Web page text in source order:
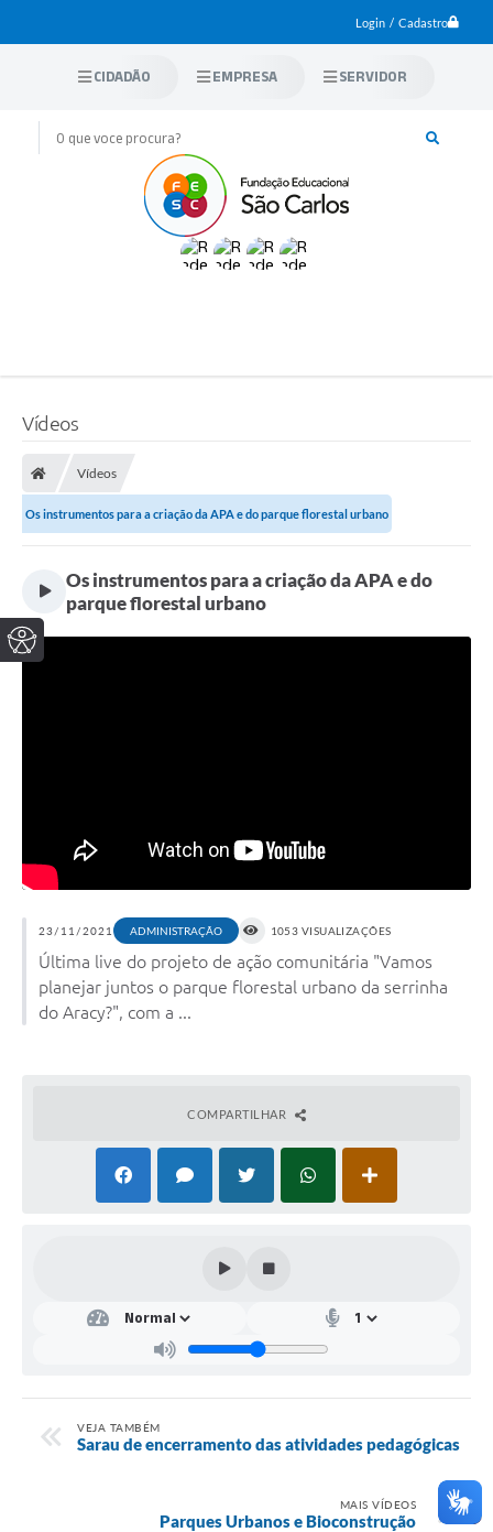
Login / Cadastro
CIDADÃO EMPRESA SERVIDOR
Vídeos
Vídeos
Os instrumentos para a criação da APA e do parque florestal urbano
Os instrumentos para a criação da APA e do
parque florestal urbano
23/11/2021 ADMINISTRAÇÃO 1053 VISUALIZAÇÕES
Última live do projeto de ação comunitária "Vamos
planejar juntos o parque florestal urbano da serrinha
do Aracy?", com a ...
COMPARTILHAR
VEJA TAMBÉM
Sarau de encerramento das atividades pedagógicas
MAIS VÍDEOS
Parques Urbanos e Bioconstrução